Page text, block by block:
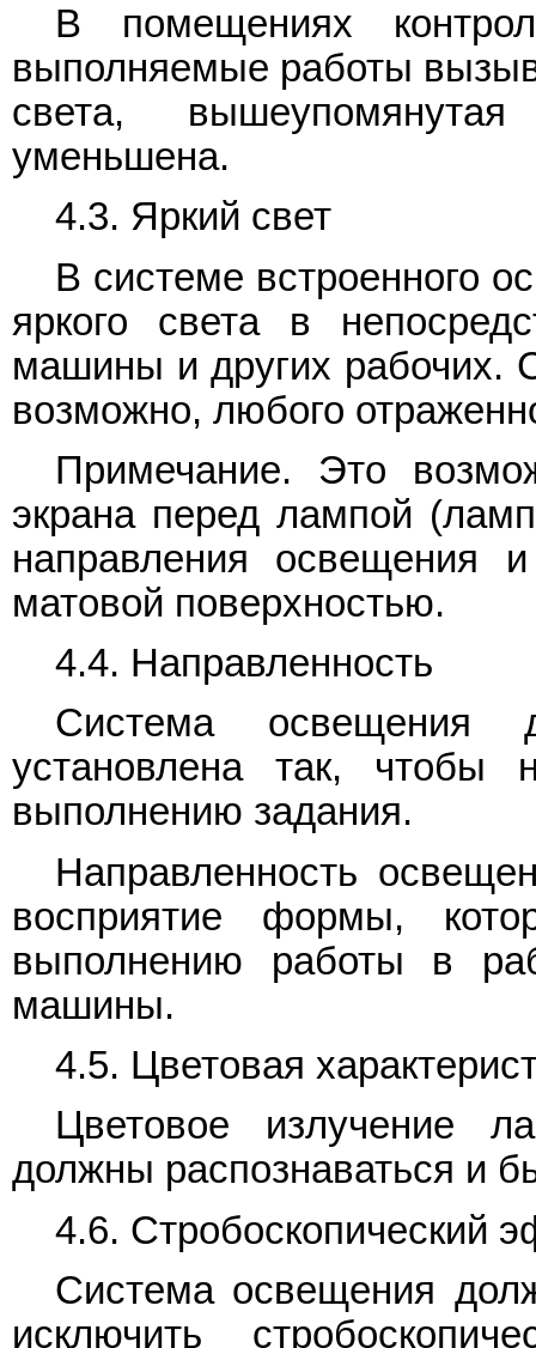
В помещениях
выполняемые работы
света,
уменьшена.
4.3. Яркий свет
В системе встроенного
яркого света в
машины и других рабочих.
возможно, любого
Примечание. Это
экрана перед лампой
направления освещения
матовой поверхностью.
4.4. Направленность
Система освещения
установлена так, чтобы
выполнению задания.
Направленность
восприятие формы,
выполнению работы в
машины.
4.5. Цветовая
Цветовое излучение
должны распознаваться и
4.6. Стробоскопический
Система освещения
исключить